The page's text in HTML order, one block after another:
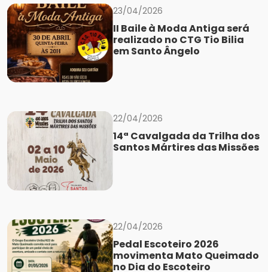
23/04/2026
II Baile à Moda Antiga será
realizado no CTG Tio Bilia
em Santo Ângelo
22/04/2026
14ª Cavalgada da Trilha dos
Santos Mártires das Missões
22/04/2026
Pedal Escoteiro 2026
movimenta Mato Queimado
no Dia do Escoteiro